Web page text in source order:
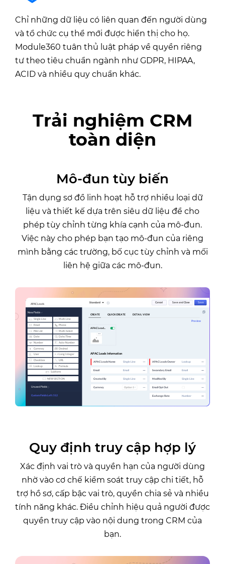
Chỉ những dữ liệu có liên quan đến người dùng
và tổ chức cụ thể mới được hiển thị cho họ.
Module360 tuân thủ luật pháp về quyền riêng
tư theo tiêu chuẩn ngành như GDPR, HIPAA,
ACID và nhiều quy chuẩn khác.
Trải nghiệm CRM
toàn diện
Mô-đun tùy biến
Tận dụng sơ đồ linh hoạt hỗ trợ nhiều loại dữ
liệu và thiết kế dựa trên siêu dữ liệu để cho
phép tùy chỉnh từng khía cạnh của mô-đun.
Việc này cho phép bạn tạo mô-đun của riêng
mình bằng các trường, bố cục tùy chỉnh và mối
liên hệ giữa các mô-đun.
Quy định truy cập hợp lý
Xác định vai trò và quyền hạn của người dùng
nhờ vào cơ chế kiểm soát truy cập chi tiết, hỗ
trợ hồ sơ, cấp bậc vai trò, quyền chia sẻ và nhiều
tính năng khác. Điều chỉnh hiệu quả người được
quyền truy cập vào nội dung trong CRM của
bạn.